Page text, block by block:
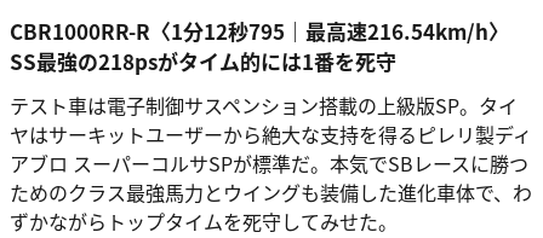
CBR1000RR-R〈1分12秒795｜最高速216.54km/h〉
SS最強の218psがタイム的には1番を死守
テスト車は電子制御サスペンション搭載の上級版SP。タイ
ヤはサーキットユーザーから絶大な支持を得るピレリ製ディ
アブロ スーパーコルサSPが標準だ。本気でSBレースに勝つ
ためのクラス最強馬力とウイングも装備した進化車体で、わ
ずかながらトップタイムを死守してみせた。